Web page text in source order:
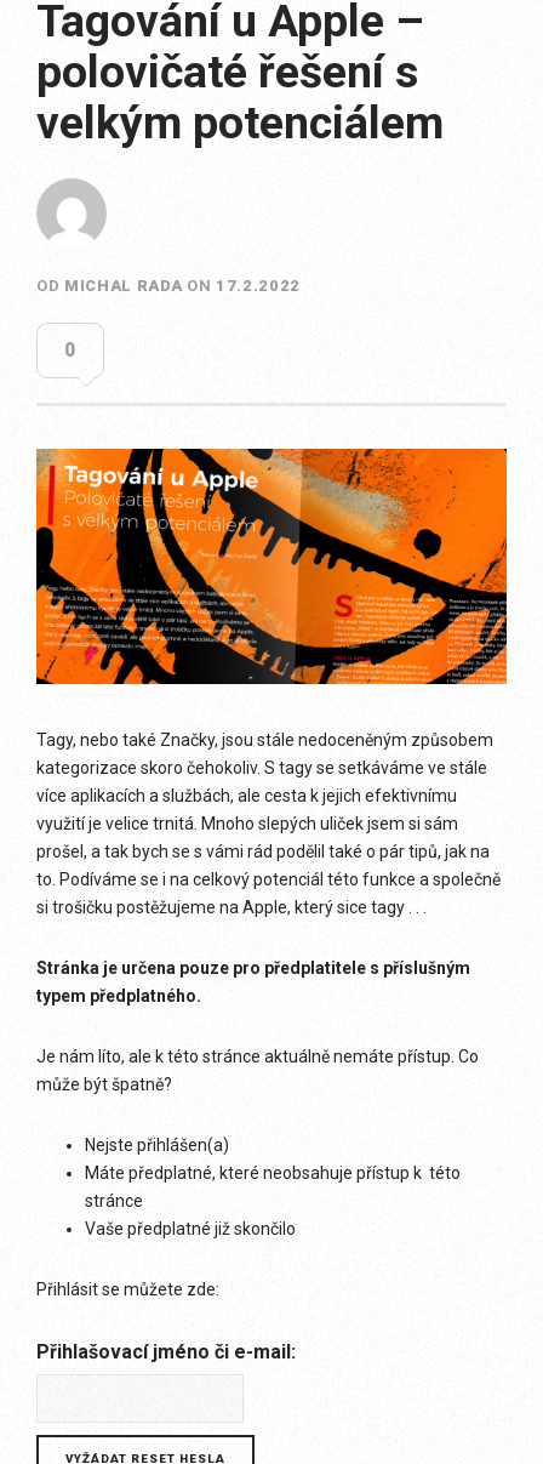
Tagování u Apple –
polovičaté řešení s
velkým potenciálem
OD MICHAL RADA ON 17.2.2022
0
Tagy, nebo také Značky, jsou stále nedoceněným způsobem
kategorizace skoro čehokoliv. S tagy se setkáváme ve stále
více aplikacích a službách, ale cesta k jejich efektivnímu
využití je velice trnitá. Mnoho slepých uliček jsem si sám
prošel, a tak bych se s vámi rád podělil také o pár tipů, jak na
to. Podíváme se i na celkový potenciál této funkce a společně
si trošičku postěžujeme na Apple, který sice tagy . . .
Stránka je určena pouze pro předplatitele s příslušným
typem předplatného.
Je nám líto, ale k této stránce aktuálně nemáte přístup. Co
může být špatně?
Nejste přihlášen(a)
Máte předplatné, které neobsahuje přístup k této
stránce
Vaše předplatné již skončilo
Přihlásit se můžete zde:
Přihlašovací jméno či e-mail: